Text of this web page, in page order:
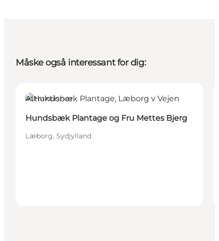
Måske også interessant for dig:
Attraktioner
Hundsbæk Plantage og Fru Mettes Bjerg
Læborg, Sydjylland